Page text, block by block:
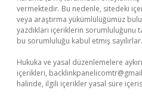
vermektedir. Bu nedenle, sitedeki
veya araştırma yükümlülüğümüz
yazdıkları içeriklerin sorumluluğunu
bu sorumluluğu kabul etmiş sayılırlar.
Hukuka ve yasal düzenlemelere
içerikleri,
halinde, ilgili içerikler yasal süre